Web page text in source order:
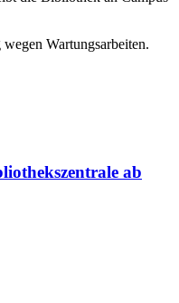
Wartungsarbeiten.
ab